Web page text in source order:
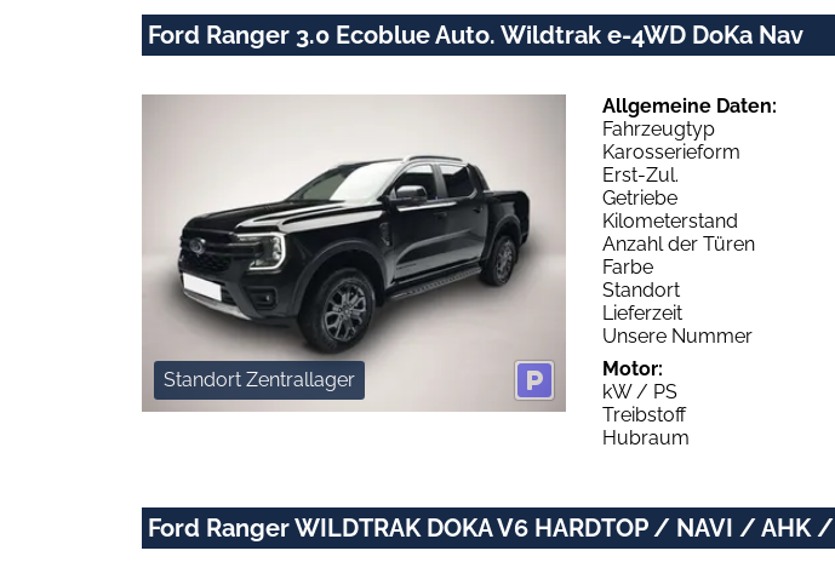
Ford Ranger 3.0 Ecoblue Auto. Wildtrak e-4WD DoKa Nav
Standort Zentrallager
Allgemeine Daten:
Fahrzeugtyp
Karosserieform
Erst-Zul.
Getriebe
Kilometerstand
Anzahl der Türen
Farbe
Standort
Lieferzeit
Unsere Nummer
Motor:
kW / PS
Treibstoff
Hubraum
Ford Ranger WILDTRAK DOKA V6 HARDTOP / NAVI / AHK /